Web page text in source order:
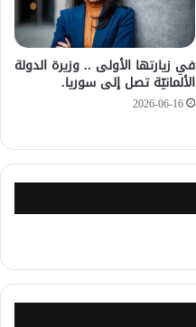
في زيارتها الأولى .. وزيرة الدولة
الألمانيّة تصل إلى سوريا.
2026-06-16